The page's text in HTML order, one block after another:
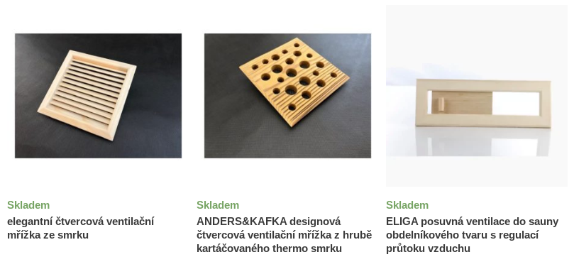
Skladem
elegantní čtvercová ventilační
mřížka ze smrku
Skladem
ANDERS&KAFKA designová
čtvercová ventilační mřížka z hrubě
kartáčovaného thermo smrku
Skladem
ELIGA posuvná ventilace do sauny
obdelníkového tvaru s regulací
průtoku vzduchu